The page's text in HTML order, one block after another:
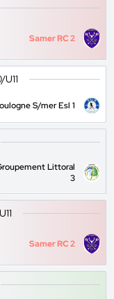
Samer RC 2
S/mer Esl 1
Littoral
3
Samer RC 2